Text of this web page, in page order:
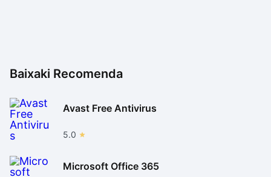
Baixaki Recomenda
Avast Free Antivirus
5.0
Microsoft Office 365